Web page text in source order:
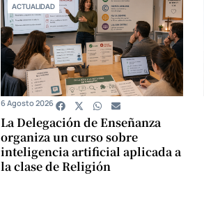
ACTUALIDAD
La Delegación de Enseñanza
organiza un curso sobre
inteligencia artificial aplicada a
la clase de Religión
6 Agosto 2026